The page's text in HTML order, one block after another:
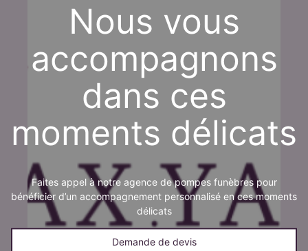
Nous vous
accompagnons
dans ces
moments délicats
Faites appel à notre agence de pompes funèbres pour
bénéficier d’un accompagnement personnalisé en ces moments
délicats
Demande de devis